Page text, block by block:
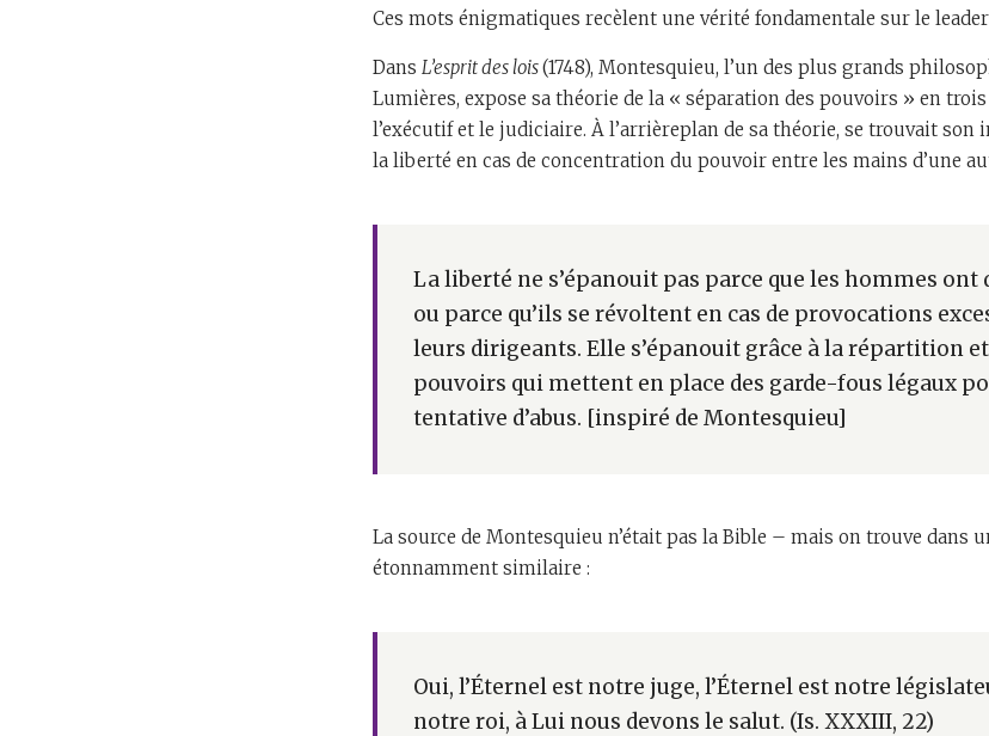
Ces mots énigmatiques recèlent une vérité fondamentale sur le
Dans L’esprit des lois(1748), Montesquieu, l’un des plus grands
Lumières, expose sa théorie de la « séparation des pouvoirs » en
l’exécutif et le judiciaire. À l’arrièreplan de sa théorie, se trouvait son
la liberté en cas de concentration du pouvoir entre les mains d’une
La liberté ne s’épanouit pas parce que les hommes ont
ou parce qu’ils se révoltent en cas de provocations
leurs dirigeants. Elle s’épanouit grâce à la répartition
pouvoirs qui mettent en place des garde-fous légaux
tentative d’abus. [inspiré de Montesquieu]
La source de Montesquieu n’était pas la Bible – mais on trouve dans
étonnamment similaire :
Oui, l’Éternel est notre juge, l’Éternel est notre
notre roi, à Lui nous devons le salut. (Is. XXXIII, 22)